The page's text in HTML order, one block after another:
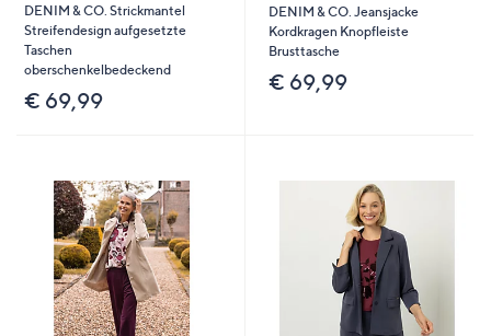
DENIM & CO. Strickmantel
Streifendesign aufgesetzte
Taschen
oberschenkelbedeckend
€ 69,99
DENIM & CO. Jeansjacke
Kordkragen Knopfleiste
Brusttasche
€ 69,99